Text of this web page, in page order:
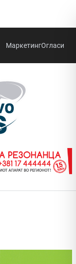
МаркетингОгласи